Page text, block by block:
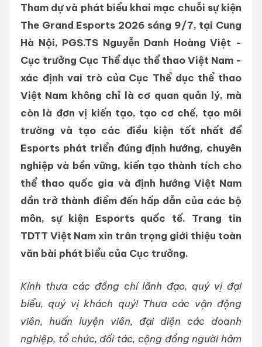
Tham dự và phát biểu khai mạc chuỗi sự kiện
The Grand Esports 2026 sáng 9/7, tại Cung
Hà Nội, PGS.TS Nguyễn Danh Hoàng Việt -
Cục trưởng Cục Thể dục thể thao Việt Nam -
xác định vai trò của Cục Thể dục thể thao
Việt Nam không chỉ là cơ quan quản lý, mà
còn là đơn vị kiến tạo, tạo cơ chế, tạo môi
trường và tạo các điều kiện tốt nhất để
Esports phát triển đúng định hướng, chuyên
nghiệp và bền vững, kiến tạo thành tích cho
thể thao quốc gia và định hướng Việt Nam
dần trở thành điểm đến hấp dẫn của các bộ
môn, sự kiện Esports quốc tế. Trang tin
TDTT Việt Nam xin trân trọng giới thiệu toàn
văn bài phát biểu của Cục trưởng.
Kính thưa các đồng chí lãnh đạo, quý vị đại
biểu, quý vị khách quý! Thưa các vận động
viên, huấn luyện viên, đại diện các doanh
nghiệp, tổ chức, đối tác, cộng đồng người hâm